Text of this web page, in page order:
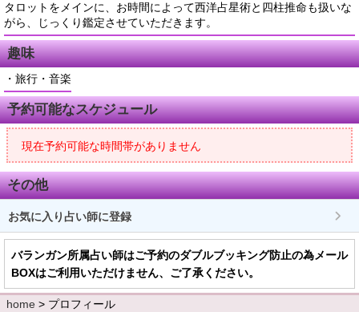
タロットをメインに、お時間によって西洋占星術と四柱推命も扱いな
がら、じっくり鑑定させていただきます。
趣味
・旅行・音楽
予約可能なスケジュール
現在予約可能な時間帯がありません
その他
お気に入り占い師に登録
バランガン所属占い師はご予約のダブルブッキング防止の為メール
BOXはご利用いただけません、ご了承ください。
home > プロフィール